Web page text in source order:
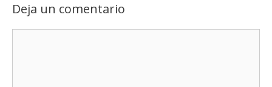
Deja un comentario